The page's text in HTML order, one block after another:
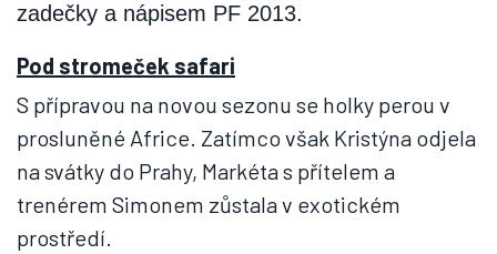
zadečky a nápisem PF 2013.
Pod stromeček safari
S přípravou na novou sezonu se holky perou v
prosluněné Africe. Zatímco však Kristýna odjela
na svátky do Prahy, Markéta s přítelem a
trenérem Simonem zůstala v exotickém
prostředí.